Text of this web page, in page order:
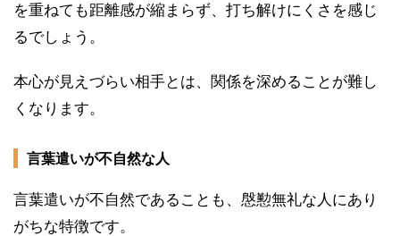
を重ねても距離感が縮まらず、打ち解けにくさを感じ
るでしょう。
本心が見えづらい相手とは、関係を深めることが難し
くなります。
言葉遣いが不自然な人
言葉遣いが不自然であることも、慇懃無礼な人にあり
がちな特徴です。